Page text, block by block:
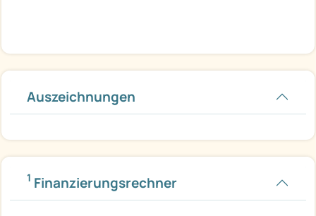
Auszeichnungen
1 Finanzierungsrechner